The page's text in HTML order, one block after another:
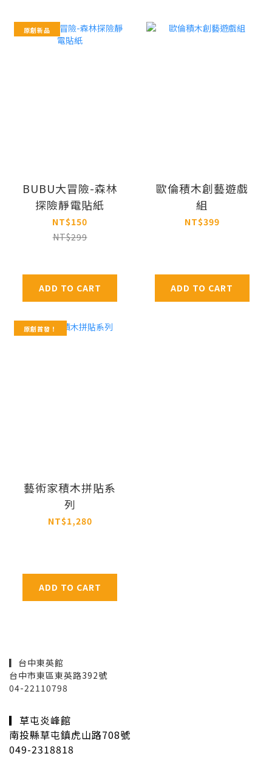
原創新品
BUBU大冒險-森林
探險靜電貼紙
NT$150
NT$299
ADD TO CART
歐倫積木創藝遊戲
組
NT$399
ADD TO CART
原創首發！
藝術家積木拼貼系
列
NT$1,280
ADD TO CART
▎台中東英館
台中市東區東英路392號
04-22110798
▎草屯炎峰館
南投縣草屯鎮虎山路708號
049-2318818